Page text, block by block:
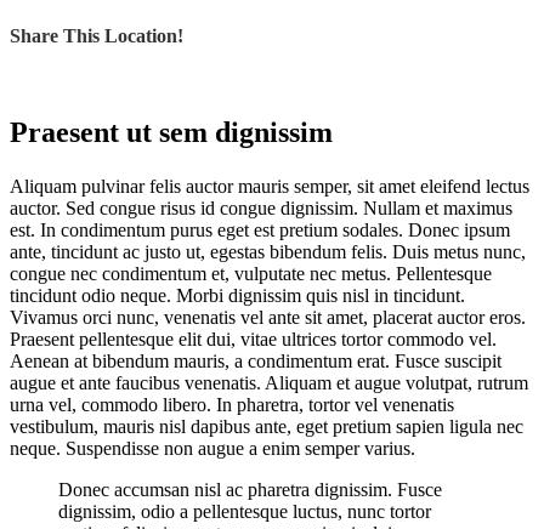
Share This Location!
Praesent ut sem dignissim
Aliquam pulvinar felis auctor mauris semper, sit amet eleifend lectus
auctor. Sed congue risus id congue dignissim. Nullam et maximus
est. In condimentum purus eget est pretium sodales. Donec ipsum
ante, tincidunt ac justo ut, egestas bibendum felis. Duis metus nunc,
congue nec condimentum et, vulputate nec metus. Pellentesque
tincidunt odio neque. Morbi dignissim quis nisl in tincidunt.
Vivamus orci nunc, venenatis vel ante sit amet, placerat auctor eros.
Praesent pellentesque elit dui, vitae ultrices tortor commodo vel.
Aenean at bibendum mauris, a condimentum erat. Fusce suscipit
augue et ante faucibus venenatis. Aliquam et augue volutpat, rutrum
urna vel, commodo libero. In pharetra, tortor vel venenatis
vestibulum, mauris nisl dapibus ante, eget pretium sapien ligula nec
neque. Suspendisse non augue a enim semper varius.
Donec accumsan nisl ac pharetra dignissim. Fusce
dignissim, odio a pellentesque luctus, nunc tortor